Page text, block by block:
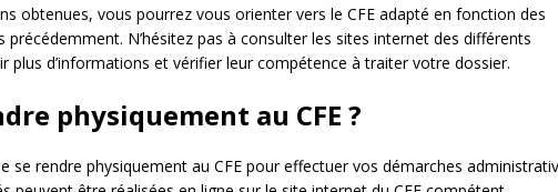
obtenues, vous pourrez vous orienter vers le CFE adapté en fonction des
N’hésitez pas à consulter les sites internet des différents
plus d’informations et vérifier leur compétence à traiter votre dossier.
physiquement au CFE ?
se rendre physiquement au CFE pour effectuer vos démarches